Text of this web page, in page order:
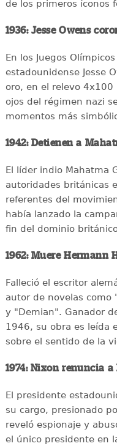
de los primeros íconos
1936: Jesse Owens
En los Juegos
estadounidense Jesse
oro, en el relevo
ojos del régimen nazi
momentos más
1942: Detienen a
El líder indio Mahatma
autoridades británicas
referentes del
había lanzado la
fin del dominio
1962: Muere Hermann
Falleció el escritor
autor de novelas como
y "Demian". Ganador
1946, su obra es leída
sobre el sentido de la
1974: Nixon renuncia
El presidente
su cargo, presionado
reveló espionaje y
el único presidente en